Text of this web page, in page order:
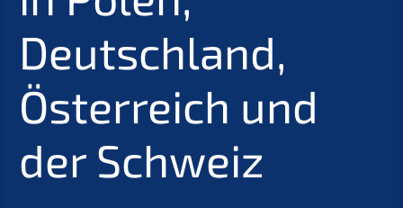
Deutsch­land,
Öster­reich und
der Schweiz